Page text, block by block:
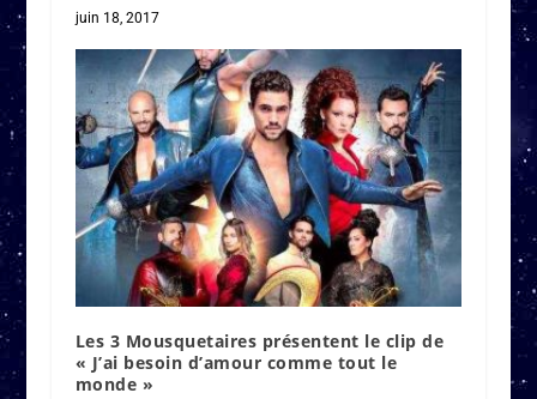
juin 18, 2017
Les 3 Mousquetaires présentent le clip de
« J’ai besoin d’amour comme tout le
monde »